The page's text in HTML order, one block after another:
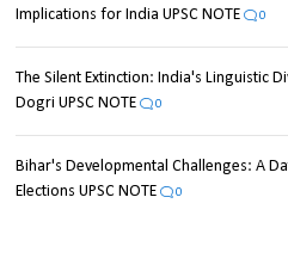
Implications for India UPSC NOTE
0
The Silent Extinction: India's Linguistic
Dogri UPSC NOTE
0
Bihar's Developmental Challenges: A
Elections UPSC NOTE
0